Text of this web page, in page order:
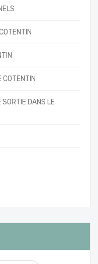
COTENTIN
SORTIE DANS LE